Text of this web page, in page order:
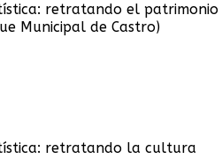
retratando el patrimonio
Municipal de Castro)
retratando la cultura